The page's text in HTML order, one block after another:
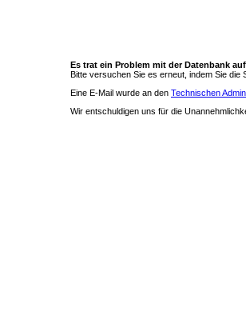
Es trat ein Problem mit der Datenbank
Bitte versuchen Sie es erneut, indem Sie die
Eine E-Mail wurde an den Technischen
Wir entschuldigen uns für die